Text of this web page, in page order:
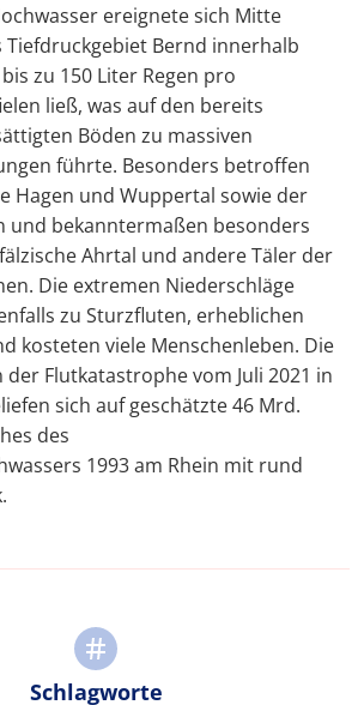
ereignete sich Mitte
Tiefdruckgebiet Bernd innerhalb
zu 150 Liter Regen pro
ließ, was auf den bereits
Böden zu massiven
führte. Besonders betroffen
Hagen und Wuppertal sowie der
und bekanntermaßen besonders
Ahrtal und andere Täler der
Die extremen Niederschläge
zu Sturzfluten, erheblichen
kosteten viele Menschenleben. Die
der Flutkatastrophe vom Juli 2021 in
sich auf geschätzte 46 Mrd.
des
1993 am Rhein mit rund
Schlagworte